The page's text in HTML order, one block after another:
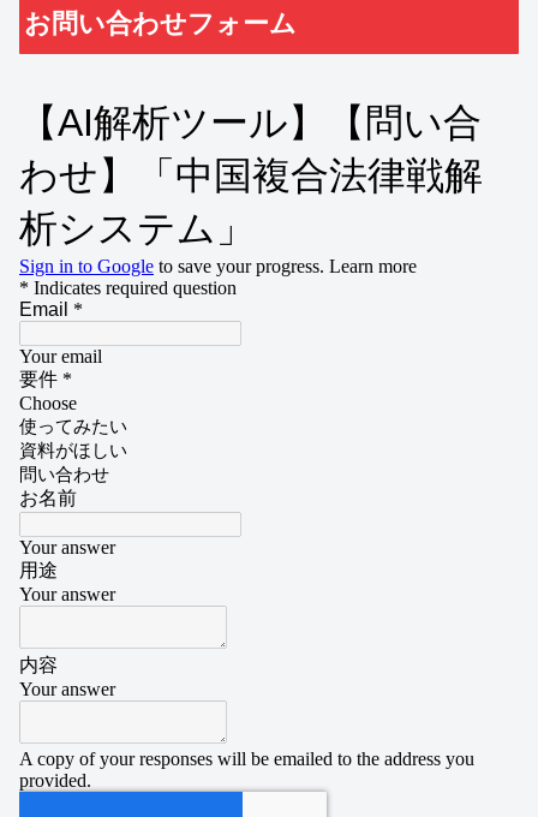
お問い合わせフォーム